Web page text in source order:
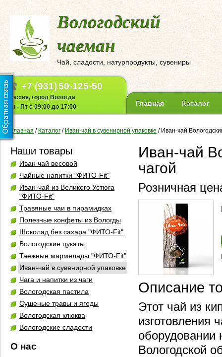
Вологодский
чаеман
Чай, сладости, натурпродукты, сувениры
+7 (931)50-125-50
Россия, город Вологда
Пн - Пт с 09:00 до 17:00
Главная Каталог
Главная / Каталог / Иван-чай в сувенирной упаковке / Иван-чай
Наши товары
Иван чай весовой
Чайные напитки "ФИТО-Fit"
Иван-чай из Великого Устюга
"ФИТО-Fit"
Травяные чаи в пирамидках
Полезные конфеты из Вологды
Шоколад без сахара "ФИТО-Fit"
Вологодские цукаты
Таежные мармелады "ФИТО-Fit"
Иван-чай в сувенирной упаковке
Чага и напитки из чаги
Вологодская пастила
Сушеные травы и ягоды
Вологодская клюква
Вологодские сладости
О нас
Иван-чай
чагой
Розничная
Описание
Этот чай из
изготовления
оборудовании
Вологодской